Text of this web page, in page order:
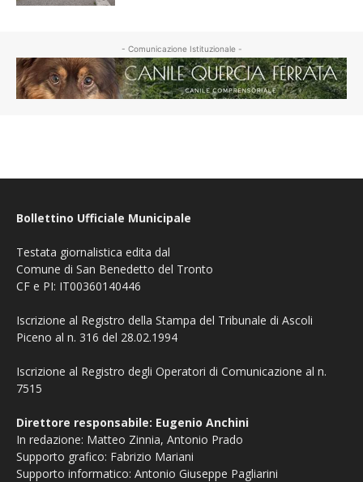
- Comunicazione Istituzionale -
Bollettino Ufficiale Municipale
Testata giornalistica edita dal
Comune di San Benedetto del Tronto
CF e PI: IT00360140446
Iscrizione al Registro della Stampa del Tribunale di Ascoli
Piceno al n. 316 del 28.02.1994
Iscrizione al Registro degli Operatori di Comunicazione al n.
7515
Direttore responsabile: Eugenio Anchini
In redazione: Matteo Zinnia, Antonio Prado
Supporto grafico: Fabrizio Mariani
Supporto informatico: Antonio Giuseppe Pagliarini